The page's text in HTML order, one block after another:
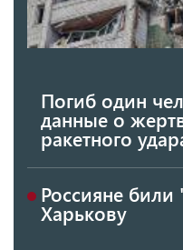
Погиб один
данные о
ракетного
Россияне
Харькову